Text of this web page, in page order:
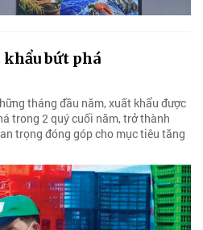
khẩu bứt phá
tháng đầu năm, xuất khẩu được
trong 2 quý cuối năm, trở thành
trọng đóng góp cho mục tiêu tăng